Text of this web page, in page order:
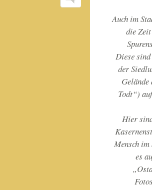
Auch im
die
Diese
der
Gelände
Todt“)
Hier
Mensch
es